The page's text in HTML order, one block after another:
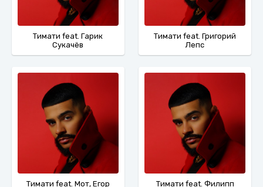
Тимати feat. Гарик
Сукачёв
Тимати feat. Григорий
Лепс
Тимати feat. Мот, Егор
Тимати feat. Филипп